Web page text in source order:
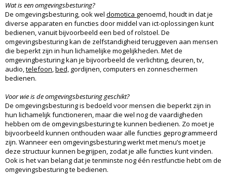
Wat is een omgevingsbesturing?
De omgevingsbesturing, ook wel domotica genoemd, houdt in dat je
diverse apparaten en functies door middel van ict-oplossingen kunt
bedienen, vanuit bijvoorbeeld een bed of rolstoel. De
omgevingsbesturing kan de zelfstandigheid teruggeven aan mensen
die beperkt zijn in hun lichamelijke mogelijkheden. Met de
omgevingbesturing kan je bijvoorbeeld de verlichting, deuren, tv,
audio,telefoon,bed, gordijnen, computers en zonneschermen
bedienen.
Voor wie is de omgevingsbesturing geschikt?
De omgevingsbesturing is bedoeld voor mensen die beperkt zijn in
hun lichamelijk functioneren, maar die wel nog de vaardigheden
hebben om de omgevingsbesturing te kunnen bedienen. Zo moet je
bijvoorbeeld kunnen onthouden waar alle functies geprogrammeerd
zijn. Wanneer een omgevingsbesturing werkt met menu’s moet je
deze structuur kunnen begrijpen, zodat je alle functies kunt vinden.
Ook is het van belang dat je tenminste nog één restfunctie hebt om de
omgevingsbesturing te bedienen.